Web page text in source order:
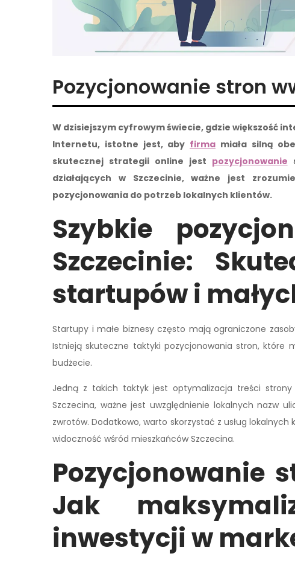
Pozycjonowanie stron
W dzisiejszym cyfrowym świecie, gdzie większość
Internetu, istotne jest, aby firma miała silną
skutecznej strategii online jest pozycjonowanie
działających w Szczecinie, ważne jest
pozycjonowania do potrzeb lokalnych klientów.
Szybkie
Szczecinie:
startupów i
Startupy i małe biznesy często mają ograniczone
Istnieją skuteczne taktyki pozycjonowania stron, które
budżecie.
Jedną z takich taktyk jest optymalizacja treści
Szczecina, ważne jest uwzględnienie lokalnych nazw
zwrotów. Dodatkowo, warto skorzystać z usług
widoczność wśród mieszkańców Szczecina.
Pozycjonowanie
Jak
inwestycji w